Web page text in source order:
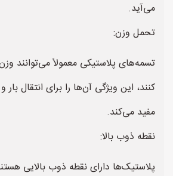
می‌آید.
تحمل وزن:
تسمه‌های پلاستیکی معمولاً می‌توانند
کنند، این ویژگی آن‌ها را برای انتقال
مفید می‌کند.
نقطه ذوب بالا:
پلاستیک‌ها دارای نقطه ذوب بالایی